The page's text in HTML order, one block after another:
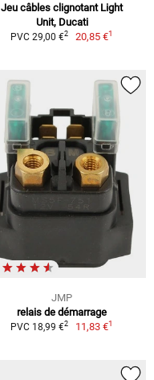
Jeu câbles clignotant Light
Unit, Ducati
PVC 29,00 €2 20,85 €1
JMP
relais de démarrage
PVC 18,99 €2 11,83 €1